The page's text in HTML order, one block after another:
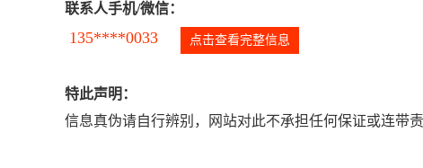
联系人手机/微信：
135****0033 点击查看完整信息
特此声明：
信息真伪请自行辨别，网站对此不承担任何保证或连带